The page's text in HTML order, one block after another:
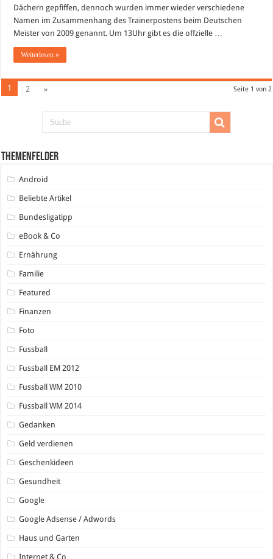
Dächern gepfiffen, dennoch wurden immer wieder verschiedene
Namen im Zusammenhang des Trainerpostens beim Deutschen
Meister von 2009 genannt. Um 13Uhr gibt es die offzielle …
Weiterlesen »
Seite 1 von 2
1 2 »
Themenfelder
Android
Beliebte Artikel
Bundesligatipp
eBook & Co
Ernährung
Familie
Featured
Finanzen
Foto
Fussball
Fussball EM 2012
Fussball WM 2010
Fussball WM 2014
Gedanken
Geld verdienen
Geschenkideen
Gesundheit
Google
Google Adsense / Adwords
Haus und Garten
Internet & Co